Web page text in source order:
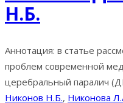
Н.Б.
Аннотация: в статье
проблем современной
церебральный паралич
Никонов Н.Б., Никонова